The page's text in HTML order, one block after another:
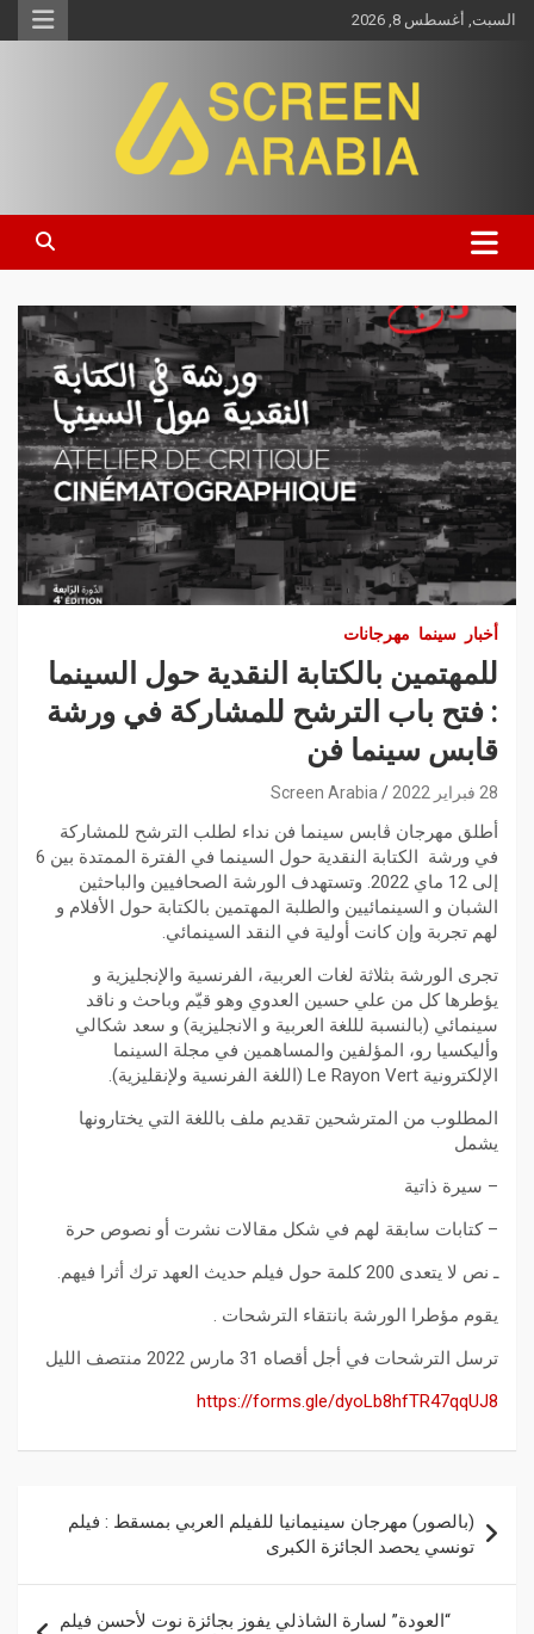
السبت, أغسطس 8, 2026
Screen Arabia
أخبار سينما مهرجانات
للمهتمين بالكتابة النقدية حول السينما
: فتح باب الترشح للمشاركة في ورشة
قابس سينما فن
28 فبراير 2022 Screen Arabia
أطلق مهرجان ڤابس سينما فن نداء لطلب الترشح للمشاركة
في ورشة الكتابة النقدية حول السينما في الفترة الممتدة بين 6
إلى 12 ماي 2022. وتستهدف الورشة الصحافيين والباحثين
الشبان و السينمائيين والطلبة المهتمين بالكتابة حول الأفلام و
لهم تجربة وإن كانت أولية في النقد السينمائي.
تجرى الورشة بثلاثة لغات العربية، الفرنسية والإنجليزية و
يؤطرها كل من علي حسين العدوي وهو قيّم وباحث و ناقد
سينمائي (بالنسبة لللغة العربية و الانجليزية) و سعد شكالي
وأليكسيا رو، المؤلفين والمساهمين في مجلة السينما
الإلكترونية Le Rayon Vert (اللغة الفرنسية ولإنقليزية).
المطلوب من المترشحين تقديم ملف باللغة التي يختارونها
يشمل
– سيرة ذاتية
– كتابات سابقة لهم في شكل مقالات نشرت أو نصوص حرة
ـ نص لا يتعدى 200 كلمة حول فيلم حديث العهد ترك أثرا فيهم.
يقوم مؤطرا الورشة بانتقاء الترشحات .
ترسل الترشحات في أجل أقصاه 31 مارس 2022 منتصف الليل
https://forms.gle/dyoLb8hfTR47qqUJ8
(بالصور) مهرجان سينيمانيا للفيلم العربي بمسقط : فيلم
تونسي يحصد الجائزة الكبرى
“العودة” لسارة الشاذلي يفوز بجائزة نوت لأحسن فيلم